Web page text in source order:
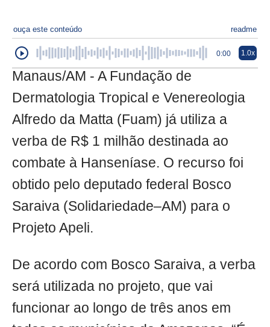
ouça este conteúdo readme
0:00 1.0x
Manaus/AM - A Fundação de
Dermatologia Tropical e Venereologia
Alfredo da Matta (Fuam) já utiliza a
verba de R$ 1 milhão destinada ao
combate à Hanseníase. O recurso foi
obtido pelo deputado federal Bosco
Saraiva (Solidariedade–AM) para o
Projeto Apeli.
De acordo com Bosco Saraiva, a verba
será utilizada no projeto, que vai
funcionar ao longo de três anos em